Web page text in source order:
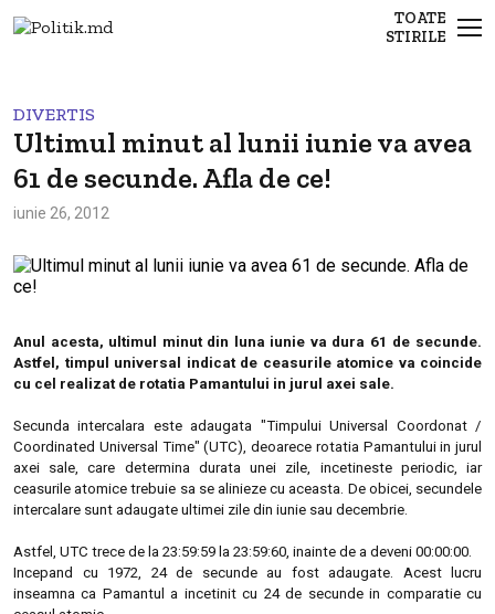
TOATE
STIRILE
DIVERTIS
Ultimul minut al lunii iunie va avea
61 de secunde. Afla de ce!
iunie 26, 2012
Anul acesta, ultimul minut din luna iunie va dura 61 de secunde.
Astfel, timpul universal indicat de ceasurile atomice va coincide
cu cel realizat de rotatia Pamantului in jurul axei sale.
Secunda intercalara este adaugata "Timpului Universal Coordonat /
Coordinated Universal Time" (UTC), deoarece rotatia Pamantului in jurul
axei sale, care determina durata unei zile, incetineste periodic, iar
ceasurile atomice trebuie sa se alinieze cu aceasta. De obicei, secundele
intercalare sunt adaugate ultimei zile din iunie sau decembrie.
Astfel, UTC trece de la 23:59:59 la 23:59:60, inainte de a deveni 00:00:00.
Incepand cu 1972, 24 de secunde au fost adaugate. Acest lucru
inseamna ca Pamantul a incetinit cu 24 de secunde in comparatie cu